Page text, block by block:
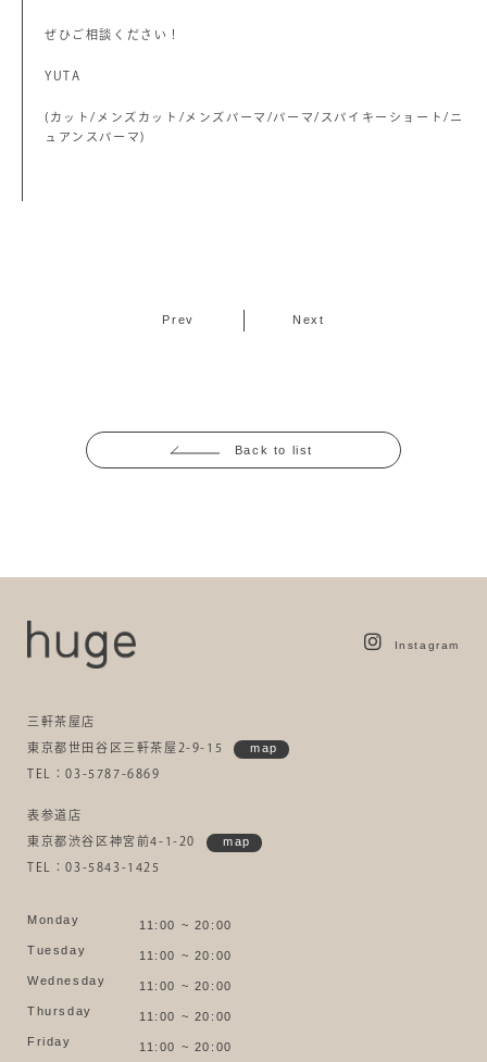
ぜひご相談ください！
YUTA
(カット/メンズカット/メンズパーマ/パーマ/スパイキーショート/ニ
ュアンスパーマ)
Prev Next
Back to list
Instagram
三軒茶屋店
東京都世田谷区三軒茶屋2-9-15 map
TEL：03-5787-6869
表参道店
東京都渋谷区神宮前4-1-20 map
TEL：03-5843-1425
Monday
11:00 ~ 20:00
Tuesday
11:00 ~ 20:00
Wednesday
11:00 ~ 20:00
Thursday
11:00 ~ 20:00
Friday
11:00 ~ 20:00